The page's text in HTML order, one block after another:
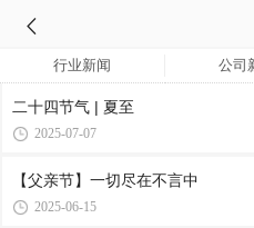
行业新闻 公司
二十四节气 | 夏至
2025-07-07
【父亲节】一切尽在不言中
2025-06-15